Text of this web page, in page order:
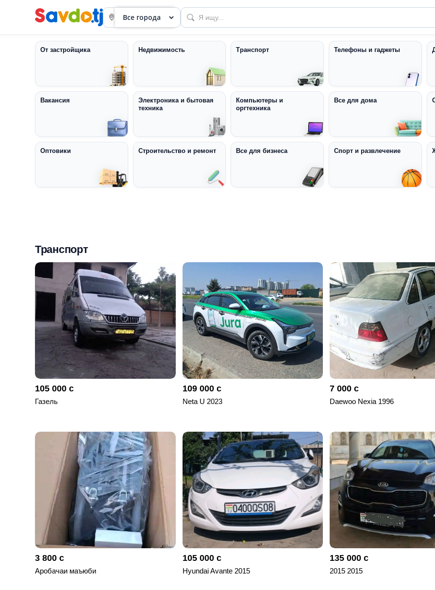
приборов
Профиль
модерации
Скрытые
объявления
Скрытые
Повторно
отправленные
Настройки
От застройщика Недвижимость Транспорт Телефоны и гаджеты
Вакансия
Электроника и бытовая
техника
Компьютеры и
оргтехника
Все для дома
Оптовики Строительство и ремонт Все для бизнеса Спорт и развлечение
Транспорт
105 000 с
Газель
109 000 с
Neta U 2023
7 000 с
Daewoo Nexia 1996
3 800 с
Аробачаи маъюби
105 000 с
Hyundai Avante 2015
135 000 с
2015 2015